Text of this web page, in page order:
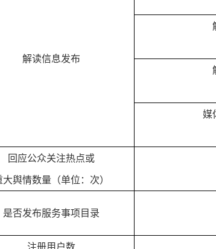
解读信息发布
媒
回应公众关注热点或
大舆情数量（单位：次）
是否发布服务事项目录
注册用户数